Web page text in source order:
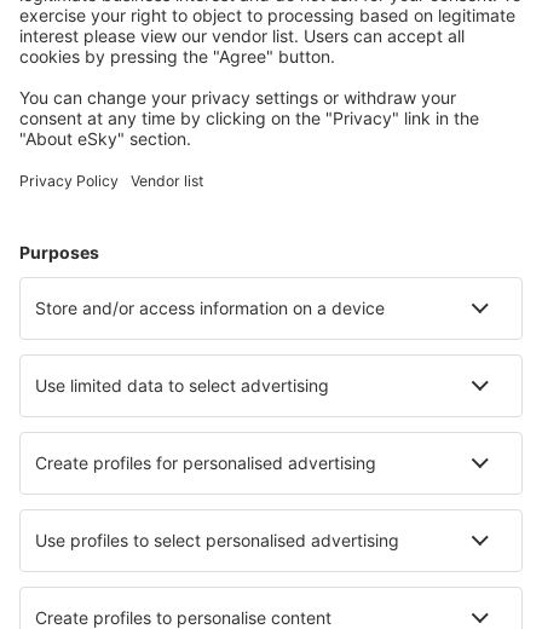
Condições da compra
Preço por pessoa, ida e volta:
Ida
21 nov (sáb) LIS - GIG
escala técnica
10:45 21:35
25 nov (qua) GIG - LIS
22:55 09:30 31h 35min detalhes
Preço total para todas as passagens (sem taxa de serviço
passageiro)